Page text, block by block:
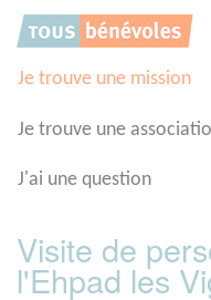
Je trouve une mission
Je trouve une
J'ai une question
Visite de
l'Ehpad les
Panneau de gestion des